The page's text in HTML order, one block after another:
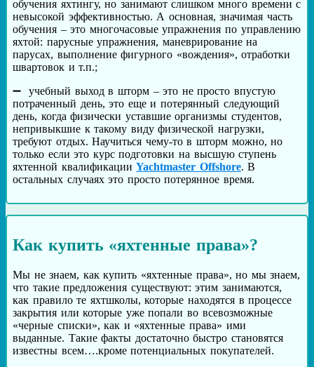
обучения яхтингу, но занимают слишком много времени с
невысокой эффективностью. А основная, значимая часть
обучения – это многочасовые упражнения по управлению
яхтой: парусные упражнения, маневрирование на
парусах, выполнение фигурного «вождения», отработки
швартовок и т.п.;
учебный выход в шторм – это не просто впустую
потраченный день, это еще и потерянный следующий
день, когда физически уставшие организмы студентов,
непривыкшие к такому виду физической нагрузки,
требуют отдых. Научиться чему-то в шторм можно, но
только если это курс подготовки на высшую ступень
яхтенной квалификацииYachtmaster Offshore. В
остальных случаях это просто потерянное время.
Как купить «яхтенные права»?
Мы не знаем, как купить «яхтенные права», но мы знаем,
что такие предложения существуют: этим занимаются,
как правило те яхтшколы, которые находятся в процессе
закрытия или которые уже попали во всевозможные
«черные списки», как и «яхтенные права» ими
выданные. Такие факты достаточно быстро становятся
известны всем….кроме потенциальных покупателей.